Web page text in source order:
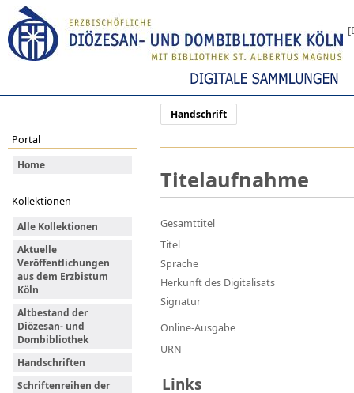
Handschrift
Portal
Home
Kollektionen
Alle Kollektionen
Aktuelle
Veröffentlichungen
aus dem Erzbistum
Köln
Altbestand der
Diözesan- und
Dombibliothek
Handschriften
Schriftenreihen der
Titelaufnahme
Gesamttitel
Titel
Sprache
Herkunft des Digitalisats
Signatur
Online-Ausgabe
URN
Links